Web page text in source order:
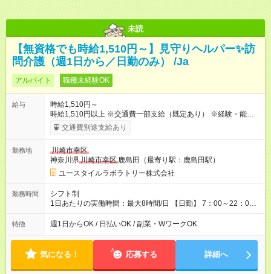
未読
【無資格でも時給1,510円～】見守りヘルパー✨訪
問介護（週1日から／日勤のみ） /Ja
アルバイト 職種未経験OK
給与
時給1,510円～
時給1,510円以上 ※交通費一部支給（既定あり） ※経験・能力を
考慮して決定します 【収入例】 週1回勤務の場合：1,510円×8時
間×4回=4万8,320円 週3回勤務の場合：1,510円×8時間×12回
1,600円 【試用期間】試用期間あり 試用期間の長さ：2ヶ月
※ 雇用形態と給与に、本採用時と異なる部分があります。 雇用
形態：本採用時と同じです。 給与：時給 1,230円以上
交通費別途支給あり
勤務地
川崎市幸区
神奈川県川崎市幸区 鹿島田（最寄り駅：鹿島田駅）
ユースタイルラボラトリー株式会社
勤務時間
シフト制
1日あたりの実働時間：最大8時間/日 【日勤】 7：00～22：00
の間で6～8時間勤務（休憩時間は法定通り） ※週1日～OK ／ 1
日6時間から勤務OK ／ 夜勤なし ＊＊ 勤務時間例 ＊＊ ■8時
※訪問先により変動 ※曜日固定（毎週同じ曜日勤務）
特徴 週1日からOK / 日払いOK / 副業・WワークOK
気になる！ 応募する 詳細へ